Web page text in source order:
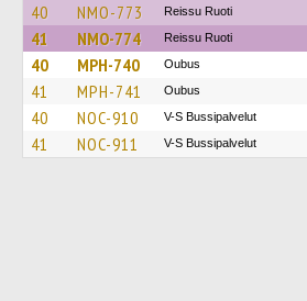
40 NMO-773 Reissu Ruoti
41 NMO-774 Reissu Ruoti
40 MPH-740 Oubus
41 MPH-741 Oubus
40 NOC-910 V-S Bussipalvelut
41 NOC-911 V-S Bussipalvelut